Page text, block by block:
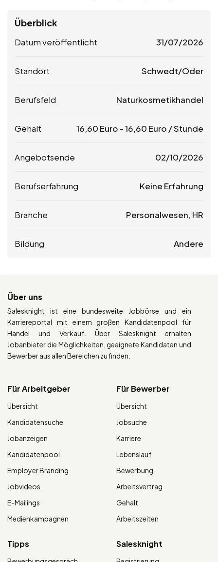
Überblick
Datum veröffentlicht 31/07/2026
Standort Schwedt/Oder
Berufsfeld Naturkosmetikhandel
Gehalt 16,60 Euro -16,60 Euro / Stunde
Angebotsende 02/10/2026
Berufserfahrung Keine Erfahrung
Branche Personalwesen, HR
Bildung Andere
Über uns
Salesknight ist eine bundesweite Jobbörse und ein
Karriereportal mit einem großen Kandidatenpool für
Handel und Verkauf. Über Salesknight erhalten
Jobanbieter die Möglichkeiten, geeignete Kandidaten und
Bewerber aus allen Bereichen zu finden.
Für Arbeitgeber
Übersicht
Kandidatensuche
Jobanzeigen
Kandidatenpool
Employer Branding
Jobvideos
E-Mailings
Medienkampagnen
Für Bewerber
Übersicht
Jobsuche
Karriere
Lebenslauf
Bewerbung
Arbeitsvertrag
Gehalt
Arbeitszeiten
Tipps Salesknight